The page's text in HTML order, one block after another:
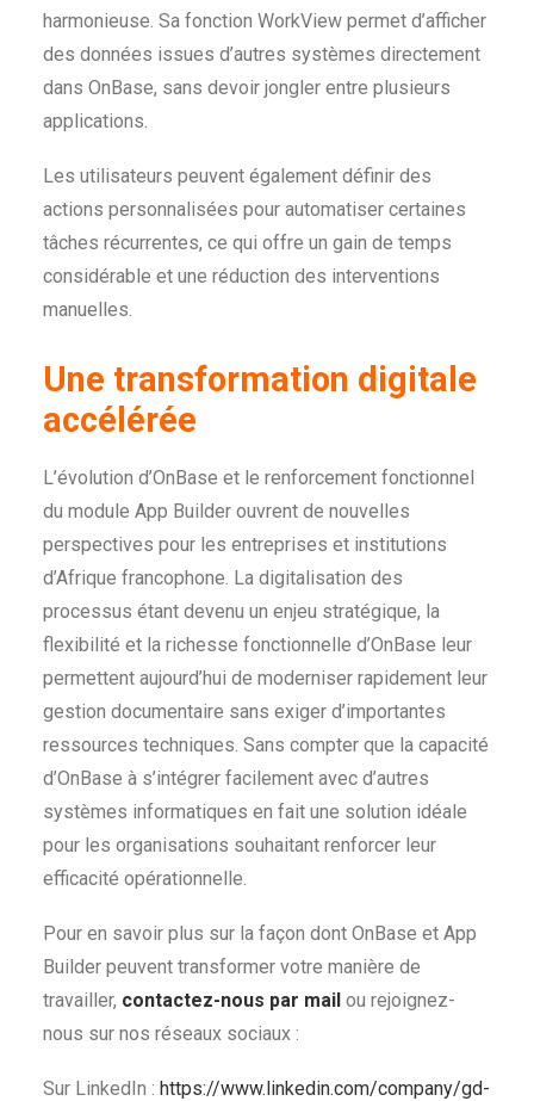
harmonieuse. Sa fonction WorkView permet d’afficher
des données issues d’autres systèmes directement
dans OnBase, sans devoir jongler entre plusieurs
applications.
Les utilisateurs peuvent également définir des
actions personnalisées pour automatiser certaines
tâches récurrentes, ce qui offre un gain de temps
considérable et une réduction des interventions
manuelles.
Une transformation digitale
accélérée
L’évolution d’OnBase et le renforcement fonctionnel
du module App Builder ouvrent de nouvelles
perspectives pour les entreprises et institutions
d’Afrique francophone. La digitalisation des
processus étant devenu un enjeu stratégique, la
flexibilité et la richesse fonctionnelle d’OnBase leur
permettent aujourd’hui de moderniser rapidement leur
gestion documentaire sans exiger d’importantes
ressources techniques. Sans compter que la capacité
d’OnBase à s’intégrer facilement avec d’autres
systèmes informatiques en fait une solution idéale
pour les organisations souhaitant renforcer leur
efficacité opérationnelle.
Pour en savoir plus sur la façon dont OnBase et App
Builder peuvent transformer votre manière de
travailler, contactez-nous par mail ou rejoignez-
nous sur nos réseaux sociaux :
Sur LinkedIn : https://www.linkedin.com/company/gd-